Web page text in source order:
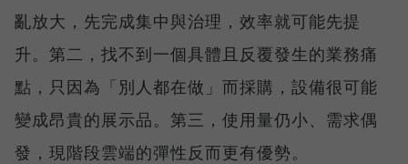
亂放大，先完成集中與治理，效率就可能先提
升。第二，找不到一個具體且反覆發生的業務痛
點，只因為「別人都在做」而採購，設備很可能
變成昂貴的展示品。第三，使用量仍小、需求偶
發，現階段雲端的彈性反而更有優勢。